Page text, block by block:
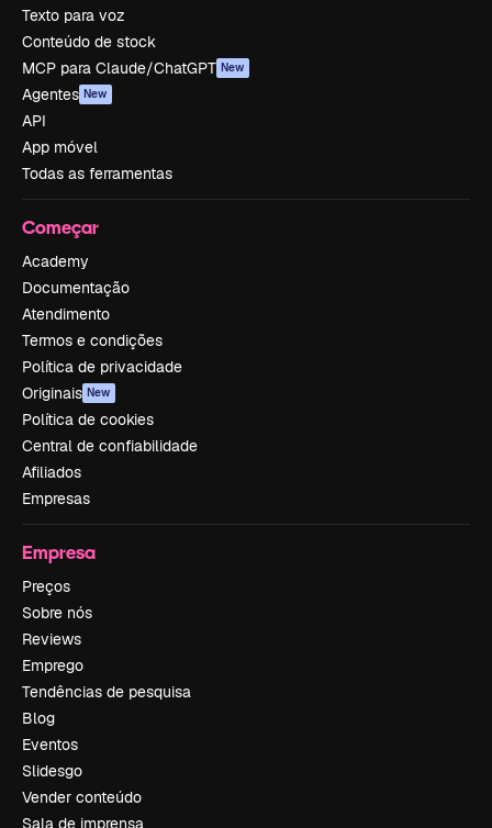
Texto para voz
Conteúdo de stock
MCP para Claude/ChatGPT New
Agentes New
API
App móvel
Todas as ferramentas
Começar
Academy
Documentação
Atendimento
Termos e condições
Política de privacidade
Originais New
Política de cookies
Central de confiabilidade
Afiliados
Empresas
Empresa
Preços
Sobre nós
Reviews
Emprego
Tendências de pesquisa
Blog
Eventos
Slidesgo
Vender conteúdo
Sala de imprensa